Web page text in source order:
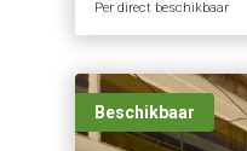
Per direct beschikbaar
Beschikbaar